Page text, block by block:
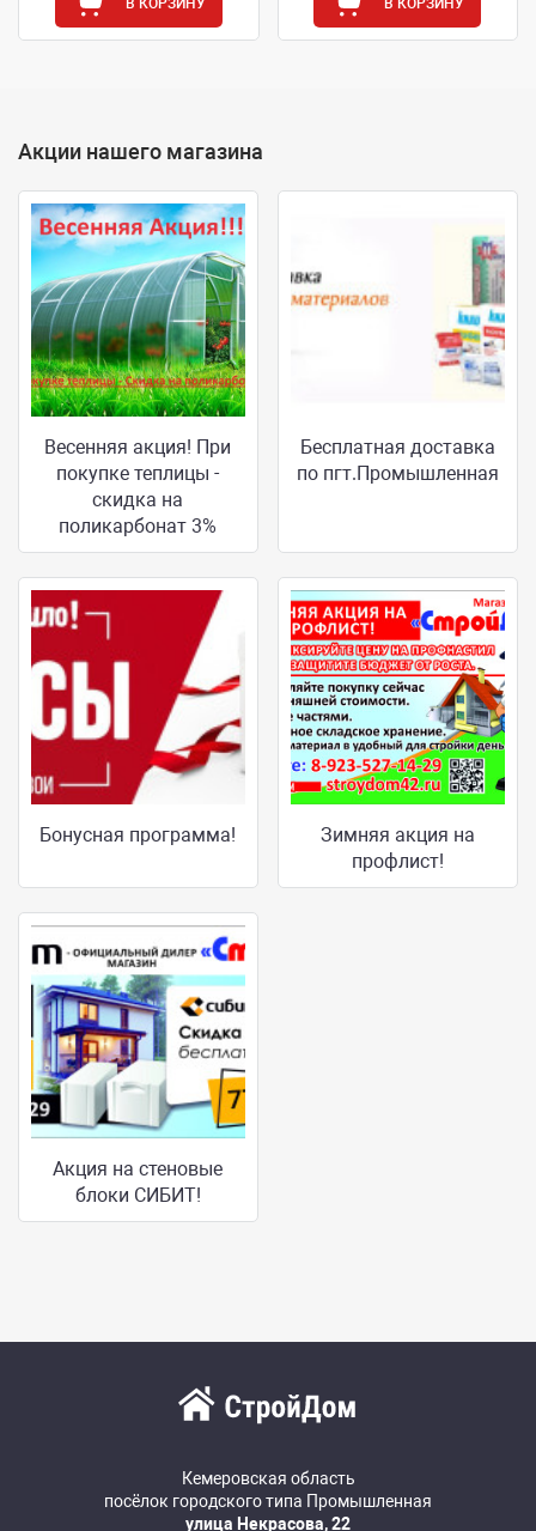
Акции нашего магазина
Весенняя акция! При
покупке теплицы -
скидка на
поликарбонат 3%
Бесплатная доставка
по пгт.Промышленная
Бонусная программа!
Зимняя акция на
профлист!
Акция на стеновые
блоки СИБИТ!
Кемеровская область
посёлок городского типа Промышленная
улица Некрасова, 22